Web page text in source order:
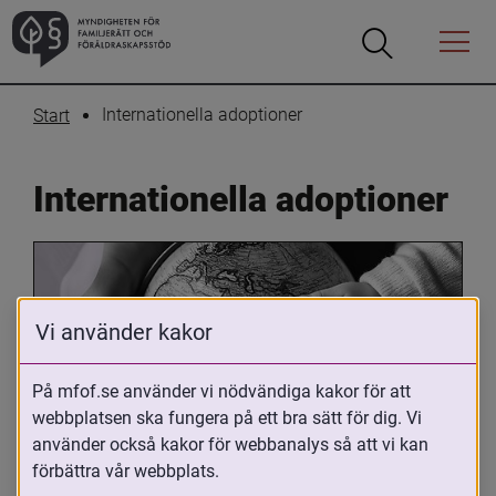
Öppna
Öppna
Menyn
Start Internationella adoptioner
Internationella adoptioner
Oavsett om du är adopterad,
adoptivförälder eller arbetar med
Vi använder kakor
På mfof.se använder vi nödvändiga kakor för att
webbplatsen ska fungera på ett bra sätt för dig. Vi
använder också kakor för webbanalys så att vi kan
förbättra vår webbplats.